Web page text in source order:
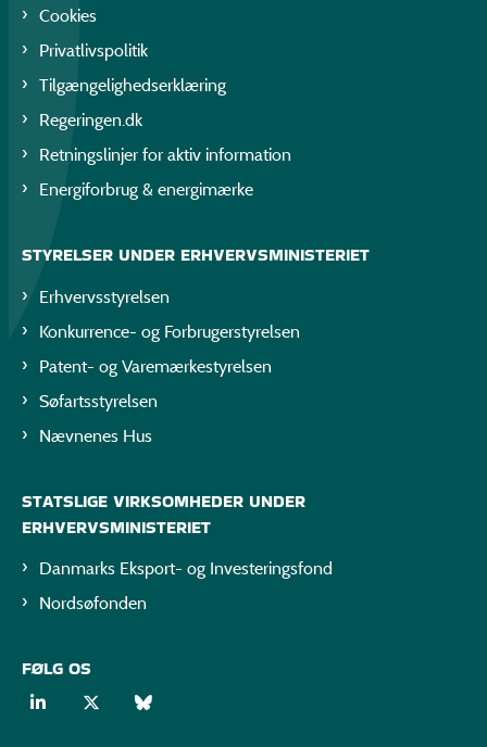
Cookies
Privatlivspolitik
Tilgængelighedserklæring
Regeringen.dk
Retningslinjer for aktiv information
Energiforbrug & energimærke
STYRELSER UNDER ERHVERVSMINISTERIET
Erhvervsstyrelsen
Konkurrence- og Forbrugerstyrelsen
Patent- og Varemærkestyrelsen
Søfartsstyrelsen
Nævnenes Hus
STATSLIGE VIRKSOMHEDER UNDER
ERHVERVSMINISTERIET
Danmarks Eksport- og Investeringsfond
Nordsøfonden
FØLG OS